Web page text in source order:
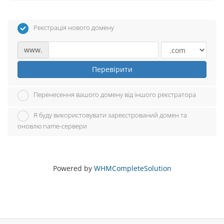
Реєстрація нового домену
www.
Перевірити
Перенесення вашого домену від іншого реєстратора
Я буду використовувати зареєстрований домен та
оновлю name-сервери
Powered by WHMCompleteSolution